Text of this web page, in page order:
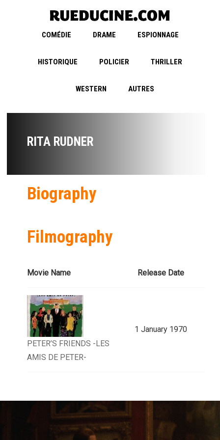
COMÉDIE DRAME ESPIONNAGE
HISTORIQUE POLICIER THRILLER
WESTERN AUTRES
RITA RUDNER
Biography
Filmography
Movie Name Release Date
PETER’S FRIENDS -LES
AMIS DE PETER-
1 January 1970